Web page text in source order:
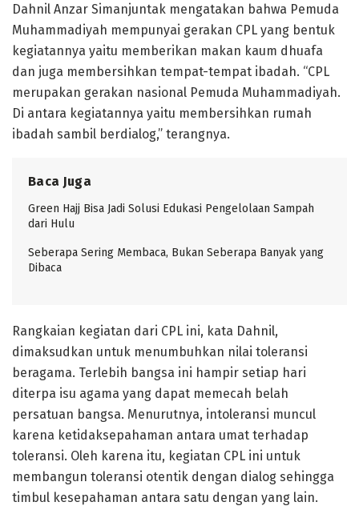
Dahnil Anzar Simanjuntak mengatakan bahwa Pemuda
Muhammadiyah mempunyai gerakan CPL yang bentuk
kegiatannya yaitu memberikan makan kaum dhuafa
dan juga membersihkan tempat-tempat ibadah. “CPL
merupakan gerakan nasional Pemuda Muhammadiyah.
Di antara kegiatannya yaitu membersihkan rumah
ibadah sambil berdialog,” terangnya.
Baca Juga
Green Hajj Bisa Jadi Solusi Edukasi Pengelolaan Sampah
dari Hulu
Seberapa Sering Membaca, Bukan Seberapa Banyak yang
Dibaca
Rangkaian kegiatan dari CPL ini, kata Dahnil,
dimaksudkan untuk menumbuhkan nilai toleransi
beragama. Terlebih bangsa ini hampir setiap hari
diterpa isu agama yang dapat memecah belah
persatuan bangsa. Menurutnya, intoleransi muncul
karena ketidaksepahaman antara umat terhadap
toleransi. Oleh karena itu, kegiatan CPL ini untuk
membangun toleransi otentik dengan dialog sehingga
timbul kesepahaman antara satu dengan yang lain.